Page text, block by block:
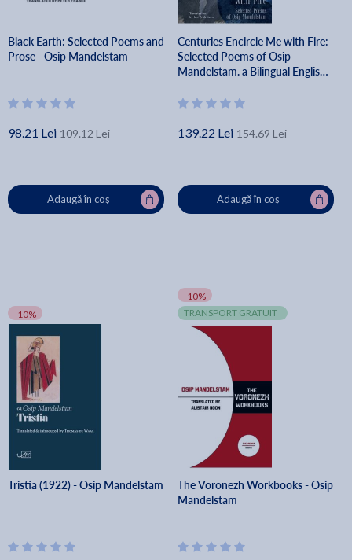
Black Earth: Selected Poems and
Prose - Osip Mandelstam
98.21 Lei 109.12 Lei
Adaugă în coș
Centuries Encircle Me with Fire:
Selected Poems of Osip
Mandelstam. a Bilingual English-
Mandelstam
139.22 Lei 154.69 Lei
Adaugă în coș
-10%
Tristia (1922) - Osip Mandelstam
-10%
TRANSPORT GRATUIT
The Voronezh Workbooks - Osip
Mandelstam